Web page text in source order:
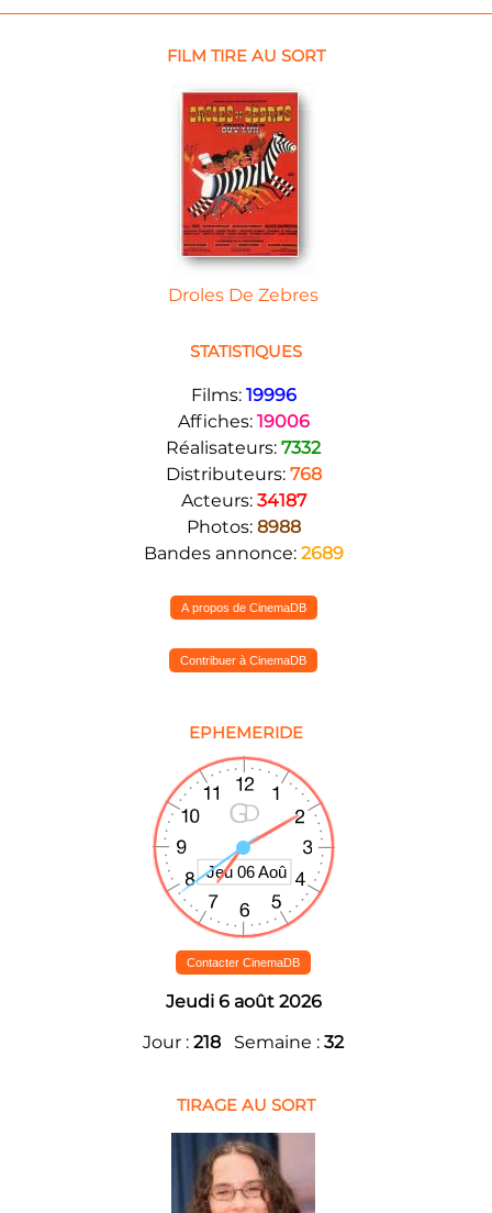
FILM TIRE AU SORT
Droles De Zebres
STATISTIQUES
Films: 19996
Affiches: 19006
Réalisateurs: 7332
Distributeurs: 768
Acteurs: 34187
Photos: 8988
Bandes annonce: 2689
A propos de CinemaDB
Contribuer à CinemaDB
EPHEMERIDE
Contacter CinemaDB
Jeudi 6 août 2026
Jour : 218 Semaine : 32
TIRAGE AU SORT